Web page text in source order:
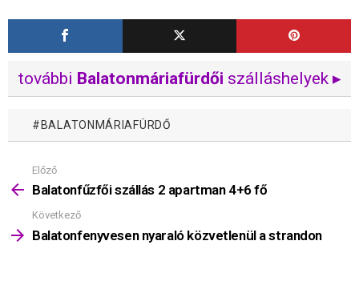
további Balatonmáriafürdői szálláshelyek ▸
BALATONMÁRIAFÜRDŐ
Mutass
többet
Előző
Balatonfűzfői szállás 2 apartman 4+6 fő
Következő
Balatonfenyvesen nyaraló közvetlenül a strandon